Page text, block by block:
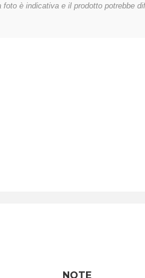
è indicativa e il prodotto potrebbe
NOTE